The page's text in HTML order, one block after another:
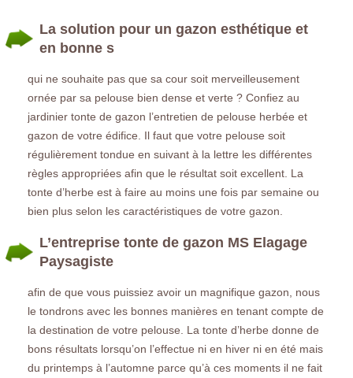
La solution pour un gazon esthétique et
en bonne s
qui ne souhaite pas que sa cour soit merveilleusement
ornée par sa pelouse bien dense et verte ? Confiez au
jardinier tonte de gazon l’entretien de pelouse herbée et
gazon de votre édifice. Il faut que votre pelouse soit
régulièrement tondue en suivant à la lettre les différentes
règles appropriées afin que le résultat soit excellent. La
tonte d’herbe est à faire au moins une fois par semaine ou
bien plus selon les caractéristiques de votre gazon.
L’entreprise tonte de gazon MS Elagage
Paysagiste
afin de que vous puissiez avoir un magnifique gazon, nous
le tondrons avec les bonnes manières en tenant compte de
la destination de votre pelouse. La tonte d’herbe donne de
bons résultats lorsqu’on l’effectue ni en hiver ni en été mais
du printemps à l’automne parce qu’à ces moments il ne fait